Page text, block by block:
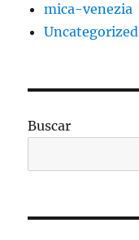
mica-venezia
Uncategorized
Buscar